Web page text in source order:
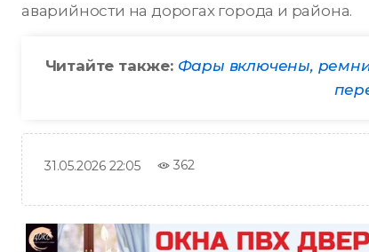
аварийности на дорогах города и района.
Читайте также: Фары включены,
31.05.2026 22:05 362